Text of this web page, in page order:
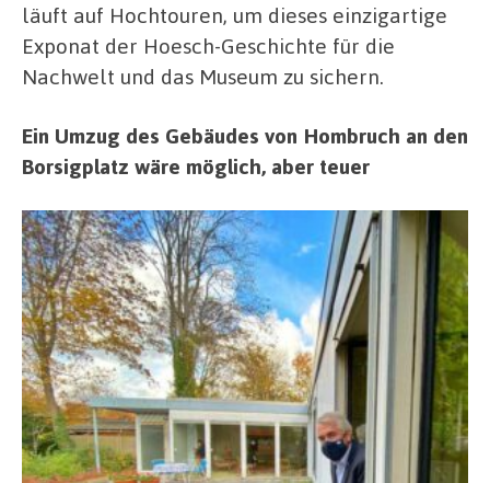
läuft auf Hochtouren, um dieses einzigartige
Exponat der Hoesch-Geschichte für die
Nachwelt und das Museum zu sichern.
Ein Umzug des Gebäudes von Hombruch an den
Borsigplatz wäre möglich, aber teuer